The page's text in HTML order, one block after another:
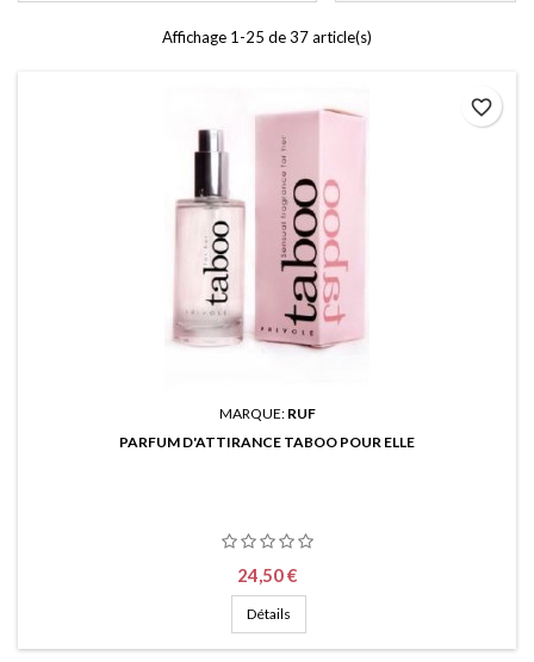
Affichage 1-25 de 37 article(s)
MARQUE: RUF
PARFUM D'ATTIRANCE TABOO POUR ELLE
Prix
24,50 €
Détails
favorite_border